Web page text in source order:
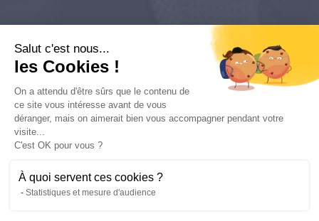
Paris
Singapour
6 villa Émile Bergerat
Salut c'est nous...
les Cookies !
On a attendu d'être sûrs que le contenu de
ce site vous intéresse avant de vous
déranger, mais on aimerait bien vous accompagner pendant votre
visite...
C'est OK pour vous ?
À quoi servent ces cookies ?
Statistiques et mesure d'audience